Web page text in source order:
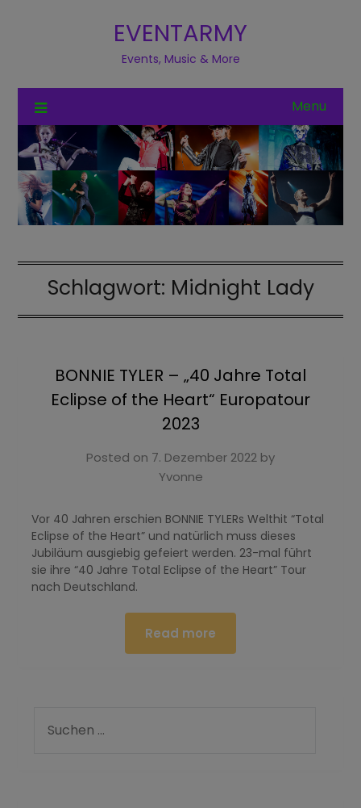
EVENTARMY
Events, Music & More
Menu
Schlagwort: Midnight Lady
BONNIE TYLER – „40 Jahre Total
Eclipse of the Heart“ Europatour
2023
Posted on 7. Dezember 2022 by
Yvonne
Vor 40 Jahren erschien BONNIE TYLERs Welthit “Total
Eclipse of the Heart” und natürlich muss dieses
Jubiläum ausgiebig gefeiert werden. 23-mal führt
sie ihre “40 Jahre Total Eclipse of the Heart” Tour
nach Deutschland.
Read more